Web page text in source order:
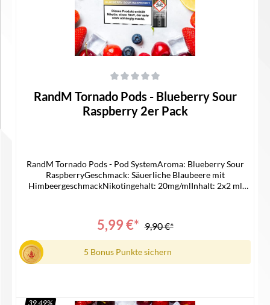
RandM Tornado Pods - Blueberry Sour
Raspberry 2er Pack
RandM Tornado Pods - Pod SystemAroma: Blueberry Sour
RaspberryGeschmack: Säuerliche Blaubeere mit
HimbeergeschmackNikotingehalt: 20mg/mlInhalt: 2x2 ml
5,99 €* 9,90 €*
5 Bonus Punkte sichern
39.49%